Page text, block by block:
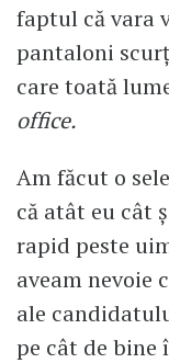
faptul că vara
pantaloni
care toată
office.
Am făcut o
că atât eu cât
rapid peste
aveam nevoie
ale
pe cât de bine